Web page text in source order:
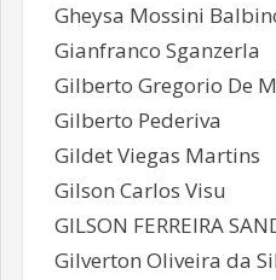
Gheysa Mossini
Gianfranco Sganzerla
Gilberto Gregorio De
Gilberto Pederiva
Gildet Viegas Martins
Gilson Carlos Visu
GILSON FERREIRA
Gilverton Oliveira da